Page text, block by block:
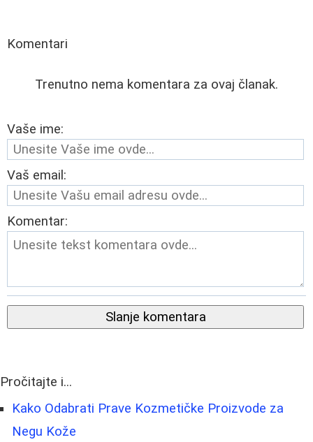
Komentari
Trenutno nema komentara za ovaj članak.
Vaše ime:
Vaš email:
Komentar:
Slanje komentara
Pročitajte i...
Kako Odabrati Prave Kozmetičke Proizvode za
Negu Kože